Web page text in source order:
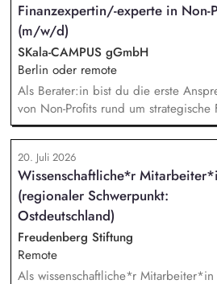
Sichtbarkeit des BUND,
BUND-Auftritts bei Veranstaltungen,
Finanzexpertin/-experte in Non-
(m/w/d)
SKala-CAMPUS gGmbH
Berlin oder remote
Als Berater:in bist du die erste
von Non-Profits rund um strategische
Finanzmanagement und
den gesamten Prozess von der
Angebotserstellung bis zur
Auf Basis der jeweiligen
passgenaue Beratungsprozesse und
zentralen Fragen ihrer finanziellen
strategischen Weiterentwicklung.
20. Juli 2026
Wissenschaftliche*r
(regionaler Schwerpunkt:
Ostdeutschland)
Freudenberg Stiftung
Remote
Als wissenschaftliche*r